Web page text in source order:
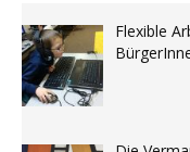
Flexible